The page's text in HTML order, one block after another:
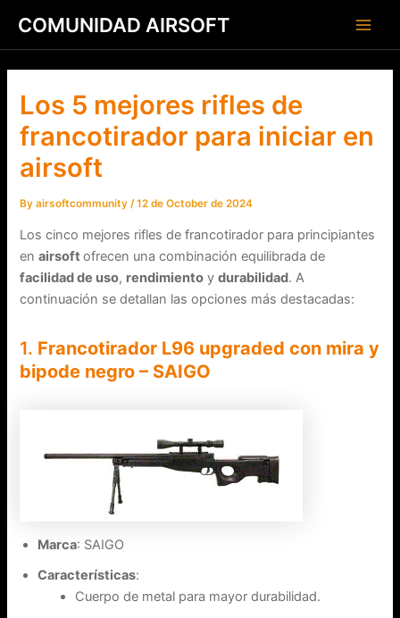
content
COMUNIDAD AIRSOFT
Main
Los 5 mejores rifles de
francotirador para iniciar en
airsoft
Byairsoftcommunity/12 de October de 2024
Los cinco mejores rifles de francotirador para principiantes
enairsoftofrecen una combinación equilibrada de
facilidad de uso, rendimiento ydurabilidad. A
continuación se detallan las opciones más destacadas:
1. Francotirador L96 upgraded con mira y
bipode negro – SAIGO
Marca: SAIGO
Características:
Cuerpo de metal para mayor durabilidad.
navigation